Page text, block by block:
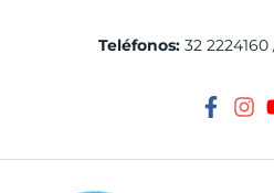
Teléfonos:32 2224160